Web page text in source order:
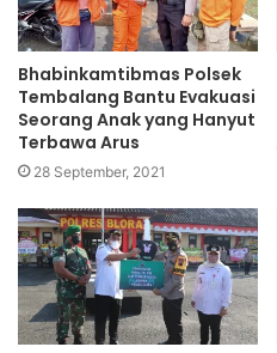
Bhabinkamtibmas Polsek
Tembalang Bantu Evakuasi
Seorang Anak yang Hanyut
Terbawa Arus
28 September, 2021